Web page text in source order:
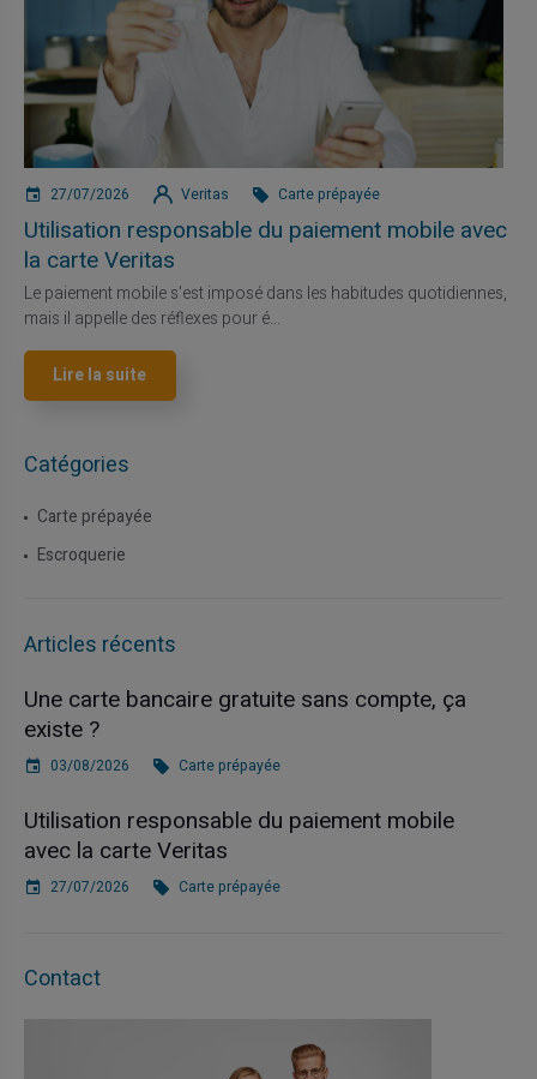
27/07/2026 Veritas Carte prépayée
Utilisation responsable du paiement mobile avec
la carte Veritas
Le paiement mobile s'est imposé dans les habitudes quotidiennes,
mais il appelle des réflexes pour é...
Lire la suite
Catégories
Carte prépayée
Escroquerie
Articles récents
Une carte bancaire gratuite sans compte, ça
existe ?
03/08/2026 Carte prépayée
Utilisation responsable du paiement mobile
avec la carte Veritas
27/07/2026 Carte prépayée
Contact